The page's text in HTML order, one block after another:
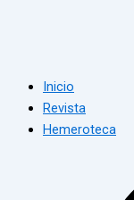
Inicio
Revista
Hemeroteca